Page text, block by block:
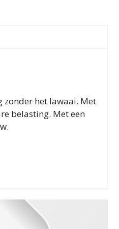
zonder het lawaai. Met
belasting. Met een